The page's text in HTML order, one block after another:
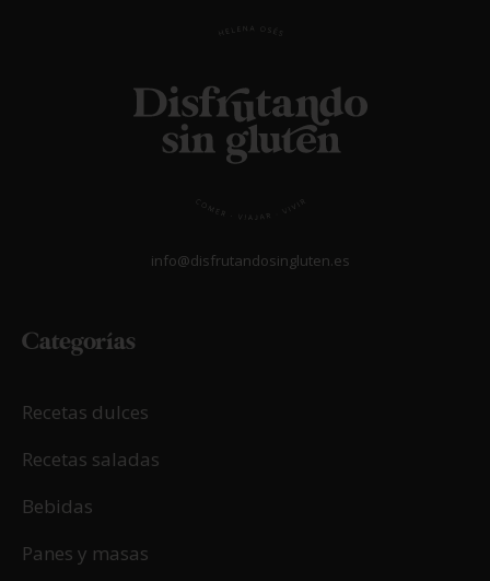
info@disfrutandosingluten.es
Categorías
Recetas dulces
Recetas saladas
Bebidas
Panes y masas